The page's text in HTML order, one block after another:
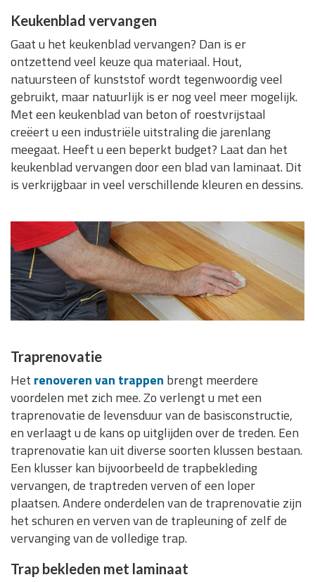
Keukenblad vervangen
Gaat u het keukenblad vervangen? Dan is er
ontzettend veel keuze qua materiaal. Hout,
natuursteen of kunststof wordt tegenwoordig veel
gebruikt, maar natuurlijk is er nog veel meer mogelijk.
Met een keukenblad van beton of roestvrijstaal
creëert u een industriële uitstraling die jarenlang
meegaat. Heeft u een beperkt budget? Laat dan het
keukenblad vervangen door een blad van laminaat. Dit
is verkrijgbaar in veel verschillende kleuren en dessins.
Traprenovatie
Het renoveren van trappen brengt meerdere
voordelen met zich mee. Zo verlengt u met een
traprenovatie de levensduur van de basisconstructie,
en verlaagt u de kans op uitglijden over de treden. Een
traprenovatie kan uit diverse soorten klussen bestaan.
Een klusser kan bijvoorbeeld de trapbekleding
vervangen, de traptreden verven of een loper
plaatsen. Andere onderdelen van de traprenovatie zijn
het schuren en verven van de trapleuning of zelf de
vervanging van de volledige trap.
Trap bekleden met laminaat